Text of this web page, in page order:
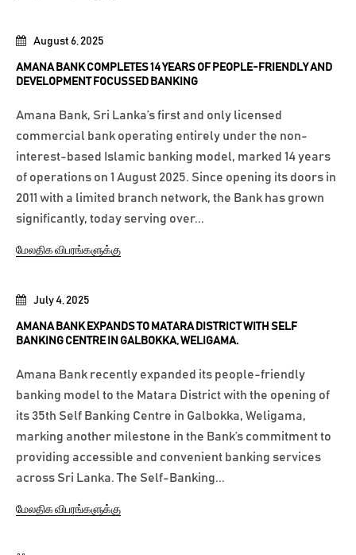
July 4, 2025
AMANA BANK EXPANDS TO MATARA DISTRICT WITH SELF
BANKING CENTRE IN GALBOKKA, WELIGAMA.
Amana Bank recently expanded its people-friendly
banking model to the Matara District with the opening of
its 35th Self Banking Centre in Galbokka, Weligama,
marking another milestone in the Bank’s commitment to
providing accessible and convenient banking services
across Sri Lanka. The Self-Banking...
மேலதிக விபரங்களுக்கு
August 6, 2025
AMANA BANK COMPLETES 14 YEARS OF PEOPLE-FRIENDLY AND
DEVELOPMENT FOCUSSED BANKING
Amana Bank, Sri Lanka’s first and only licensed
commercial bank operating entirely under the non-
interest-based Islamic banking model, marked 14 years
of operations on 1 August 2025. Since opening its doors in
2011 with a limited branch network, the Bank has grown
significantly, today serving over...
மேலதிக விபரங்களுக்கு